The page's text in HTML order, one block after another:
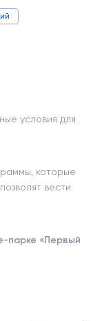
условия для
которые
вести
парке «Первый